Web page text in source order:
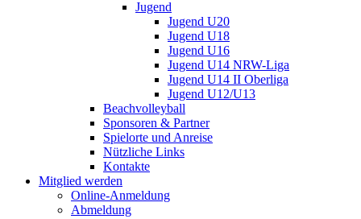
Jugend
Jugend U20
Jugend U18
Jugend U16
Jugend U14 NRW-Liga
Jugend U14 II Oberliga
Jugend U12/U13
Beachvolleyball
Sponsoren & Partner
Spielorte und Anreise
Nützliche Links
Kontakte
Mitglied werden
Online-Anmeldung
Abmeldung